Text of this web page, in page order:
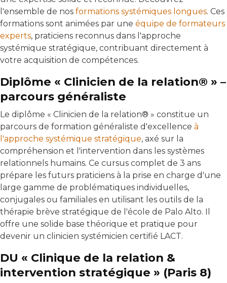
l'ensemble de nos formations systémiques longues. Ces
formations sont animées par une équipe de formateurs
experts, praticiens reconnus dans l'approche
systémique stratégique, contribuant directement à
votre acquisition de compétences.
Diplôme « Clinicien de la relation® » –
parcours généraliste
Le diplôme « Clinicien de la relation® » constitue un
parcours de formation généraliste d'excellence à
l'approche systémique stratégique, axé sur la
compréhension et l'intervention dans les systèmes
relationnels humains. Ce cursus complet de 3 ans
prépare les futurs praticiens à la prise en charge d'une
large gamme de problématiques individuelles,
conjugales ou familiales en utilisant les outils de la
thérapie brève stratégique de l'école de Palo Alto. Il
offre une solide base théorique et pratique pour
devenir un clinicien systémicien certifié LACT.
DU « Clinique de la relation &
intervention stratégique » (Paris 8)